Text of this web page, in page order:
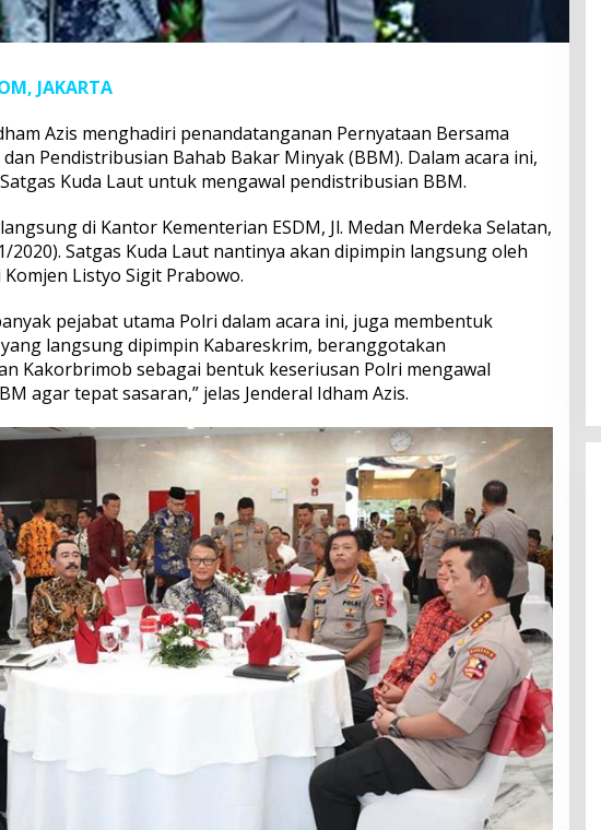
JAKARTA
Azis menghadiri penandatanganan Pernyataan Bersama
dan Pendistribusian Bahab Bakar Minyak (BBM). Dalam acara ini,
Kuda Laut untuk mengawal pendistribusian BBM.
di Kantor Kementerian ESDM, Jl. Medan Merdeka Selatan,
2020). Satgas Kuda Laut nantinya akan dipimpin langsung oleh
Listyo Sigit Prabowo.
pejabat utama Polri dalam acara ini, juga membentuk
langsung dipimpin Kabareskrim, beranggotakan
Kakorbrimob sebagai bentuk keseriusan Polri mengawal
agar tepat sasaran,” jelas Jenderal Idham Azis.